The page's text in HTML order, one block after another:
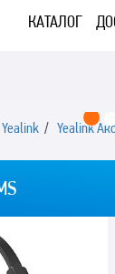
КАТАЛОГ
Yealink / Yealink